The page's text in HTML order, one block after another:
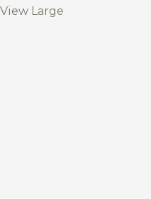
View Large